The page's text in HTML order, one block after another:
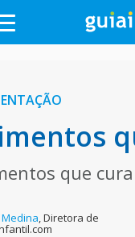
que
,Diretora de